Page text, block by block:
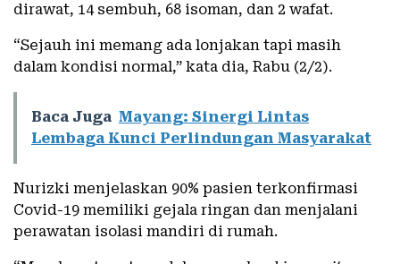
dirawat, 14 sembuh, 68 isoman, dan 2 wafat.
“Sejauh ini memang ada lonjakan tapi masih
dalam kondisi normal,” kata dia, Rabu (2/2).
Baca Juga Mayang: Sinergi Lintas
Lembaga Kunci Perlindungan Masyarakat
Nurizki menjelaskan 90% pasien terkonfirmasi
Covid-19 memiliki gejala ringan dan menjalani
perawatan isolasi mandiri di rumah.